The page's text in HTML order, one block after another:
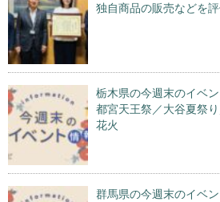
独自商品の販売などを
栃木県の今週末のイベ
都宮天王祭／大谷夏祭
花火
群馬県の今週末のイベ